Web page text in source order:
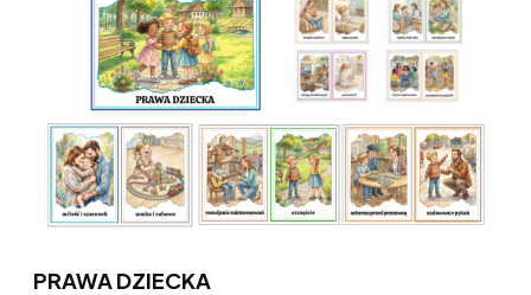
PRAWA DZIECKA